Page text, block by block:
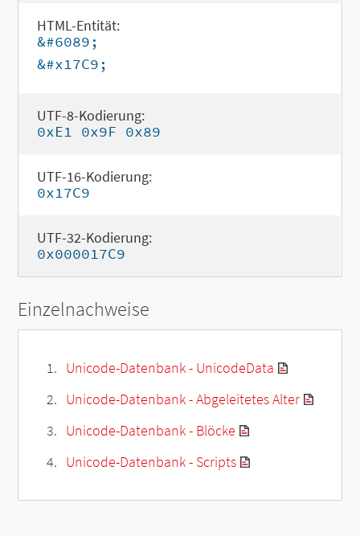
HTML-Entität:
&#6089;
&#x17C9;
UTF-8-Kodierung:
0xE1 0x9F 0x89
UTF-16-Kodierung:
0x17C9
UTF-32-Kodierung:
0x000017C9
Einzelnachweise
Unicode-Datenbank - UnicodeData
Unicode-Datenbank - Abgeleitetes Alter
Unicode-Datenbank - Blöcke
Unicode-Datenbank - Scripts